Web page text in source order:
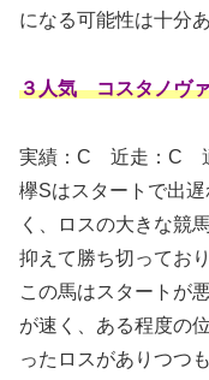
になる可能性は十分
３人気 コスタノヴ
実績：C 近走：C
欅Sはスタートで出
く、ロスの大きな競
抑えて勝ち切ってお
この馬はスタートが
が速く、ある程度の
ったロスがありつつ